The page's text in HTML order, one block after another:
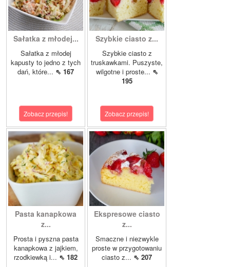
Sałatka z młodej...
Sałatka z młodej
kapusty to jedno z tych
dań, które... ⇖ 167
Zobacz przepis!
Szybkie ciasto z...
Szybkie ciasto z
truskawkami. Puszyste,
wilgotne i proste... ⇖
195
Zobacz przepis!
Pasta kanapkowa
z...
Prosta i pyszna pasta
kanapkowa z jajkiem,
rzodkiewką i... ⇖ 182
Ekspresowe ciasto
z...
Smaczne i niezwykle
proste w przygotowaniu
ciasto z... ⇖ 207